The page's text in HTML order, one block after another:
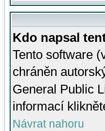
Kdo napsal
Tento software
chráněn
General Public
informací
Návrat nahoru